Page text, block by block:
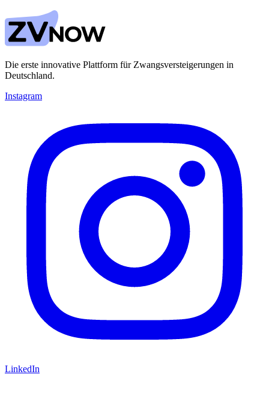
Die erste innovative Plattform für Zwangsversteigerungen in
Deutschland.
Instagram
LinkedIn